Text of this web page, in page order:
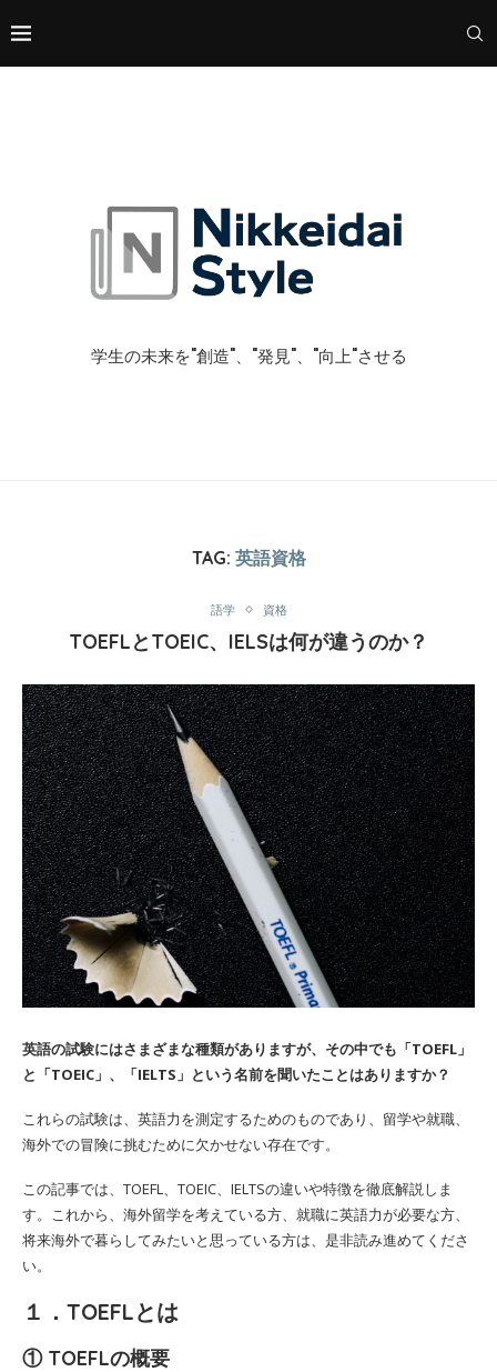
学生の未来を"創造"、"発見"、"向上"させる
TAG: 英語資格
語学 資格
TOEFLとTOEIC、IELSは何が違うのか？
英語の試験にはさまざまな種類がありますが、その中でも「TOEFL」
と「TOEIC」、「IELTS」という名前を聞いたことはありますか？
これらの試験は、英語力を測定するためのものであり、留学や就職、
海外での冒険に挑むために欠かせない存在です。
この記事では、TOEFL、TOEIC、IELTSの違いや特徴を徹底解説しま
す。これから、海外留学を考えている方、就職に英語力が必要な方、
将来海外で暮らしてみたいと思っている方は、是非読み進めてくださ
い。
１．TOEFLとは
① TOEFLの概要